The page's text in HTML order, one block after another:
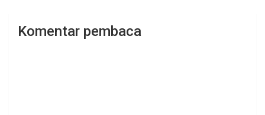
Komentar pembaca